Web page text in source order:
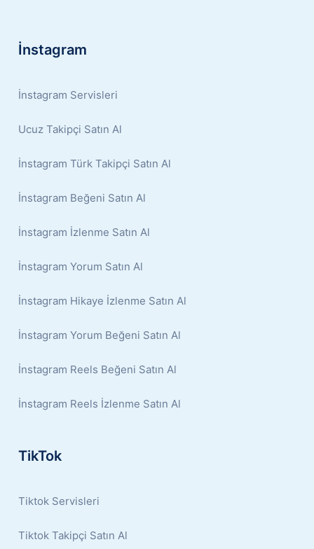
İnstagram
İnstagram Servisleri
Ucuz Takipçi Satın Al
İnstagram Türk Takipçi Satın Al
İnstagram Beğeni Satın Al
İnstagram İzlenme Satın Al
İnstagram Yorum Satın Al
İnstagram Hikaye İzlenme Satın Al
İnstagram Yorum Beğeni Satın Al
İnstagram Reels Beğeni Satın Al
İnstagram Reels İzlenme Satın Al
TikTok
Tiktok Servisleri
Tiktok Takipçi Satın Al